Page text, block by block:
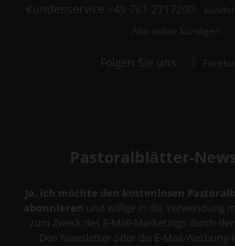
Kundenservice +49 761 2717200
Abo online kündigen
Folgen Sie uns:
Pastoralblätter-
Ja, ich möchte den kostenlosen
abonnieren und willige in die Verwendung
zum Zweck des E-Mail-Marketings durch den
Den Newsletter oder die E-Mail-Werbung